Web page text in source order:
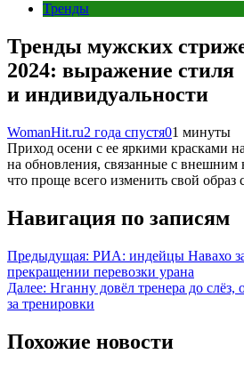
Тренды
Тренды мужских
2024: выражение стиля
и индивидуальности
WomanHit.ru2 года спустя01 минуты
Приход осени с ее яркими красками
на обновления, связанные с внешним
что проще всего изменить свой
Навигация по записям
Предыдущая: РИА: индейцы Навахо
прекращении перевозки урана
Далее: Нганну довёл тренера до слёз,
за тренировки
Похожие новости